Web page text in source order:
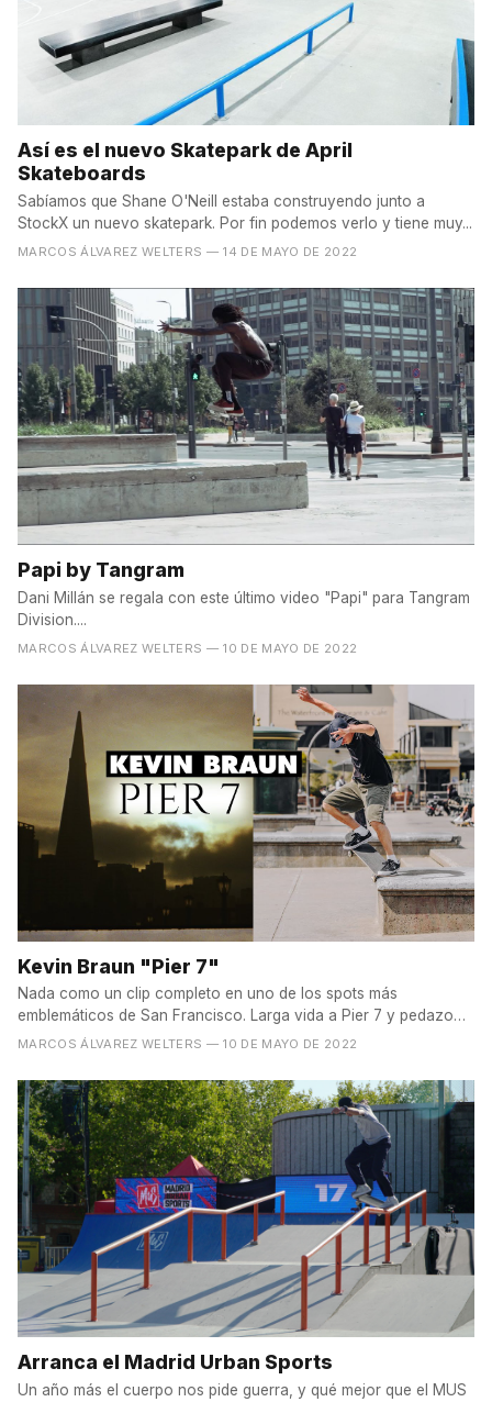
Así es el nuevo Skatepark de April
Skateboards
Sabíamos que Shane O'Neill estaba construyendo junto a
StockX un nuevo skatepark. Por fin podemos verlo y tiene muy...
MARCOS ÁLVAREZ WELTERS — 14 DE MAYO DE 2022
Papi by Tangram
Dani Millán se regala con este último video "Papi" para Tangram
Division....
MARCOS ÁLVAREZ WELTERS — 10 DE MAYO DE 2022
Kevin Braun "Pier 7"
Nada como un clip completo en uno de los spots más
emblemáticos de San Francisco. Larga vida a Pier 7 y pedazo
de video...
MARCOS ÁLVAREZ WELTERS — 10 DE MAYO DE 2022
Arranca el Madrid Urban Sports
Un año más el cuerpo nos pide guerra, y qué mejor que el MUS